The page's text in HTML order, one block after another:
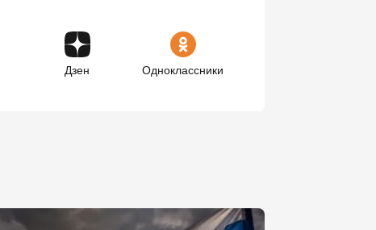
Дзен Одноклассники